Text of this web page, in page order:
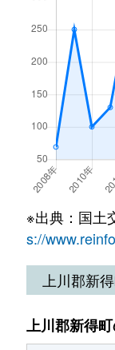
※出典：国土
s://
上川郡新
上川郡新得